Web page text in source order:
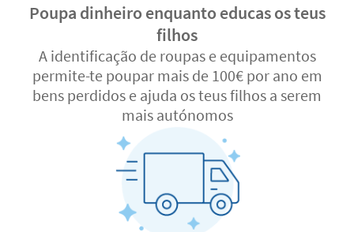
Poupa dinheiro enquanto educas os teus
filhos
A identificação de roupas e equipamentos
permite-te poupar mais de 100€ por ano em
bens perdidos e ajuda os teus filhos a serem
mais autónomos